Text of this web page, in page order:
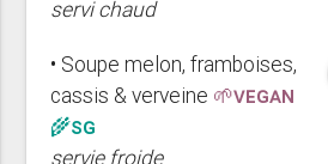
servi chaud
• Soupe melon, framboises,
cassis & verveine 🌱VEGAN
🌾SG
servie froide